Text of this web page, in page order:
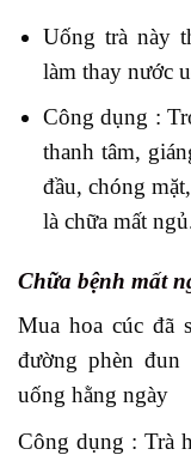
Uống trà này
làm thay nước
Công dụng :
thanh tâm,
đầu, chóng
là chữa mất
Chữa bệnh mất
Mua hoa cúc đã
đường phèn
uống hằng ngày
Công dụng : Trà